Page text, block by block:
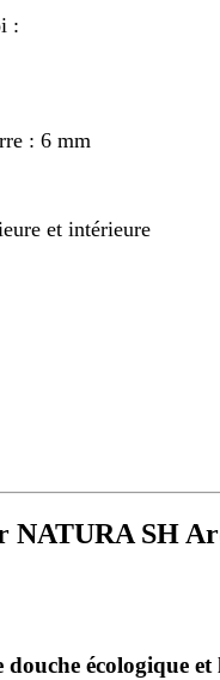
:
: 6 mm
et intérieure
NATURA SH
douche écologique et